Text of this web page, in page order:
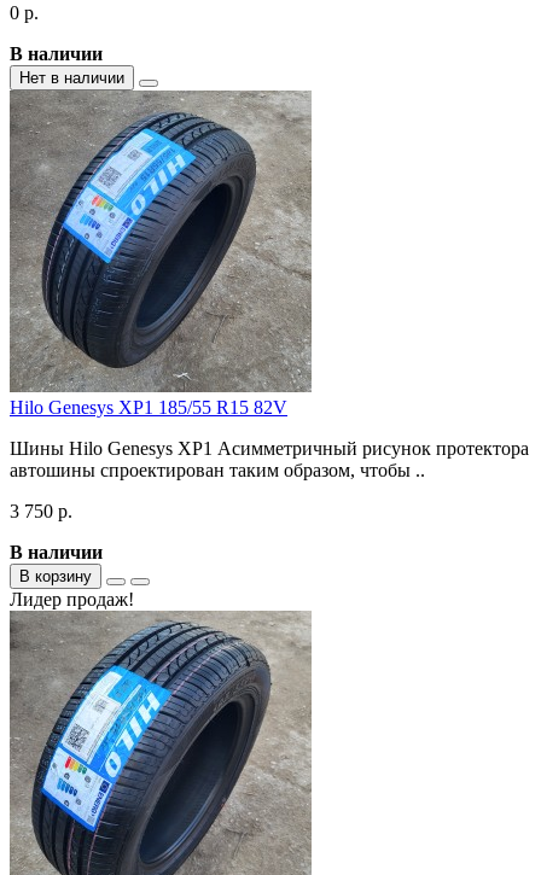
0 р.
В наличии
Нет в наличии
Hilo Genesys XP1 185/55 R15 82V
Шины Hilo Genesys XP1 Асимметричный рисунок протектора
автошины спроектирован таким образом, чтобы ..
3 750 р.
В наличии
В корзину
Лидер продаж!